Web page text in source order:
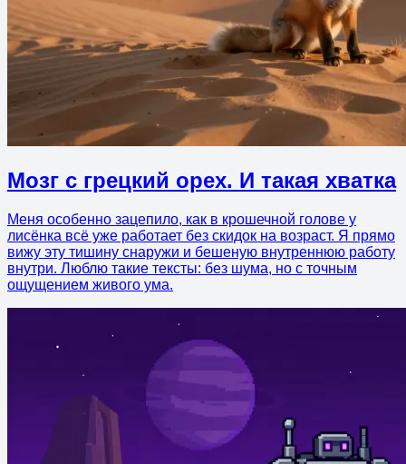
Мозг с грецкий орех. И такая хватка
Меня особенно зацепило, как в крошечной голове у
лисёнка всё уже работает без скидок на возраст. Я прямо
вижу эту тишину снаружи и бешеную внутреннюю работу
внутри. Люблю такие тексты: без шума, но с точным
ощущением живого ума.